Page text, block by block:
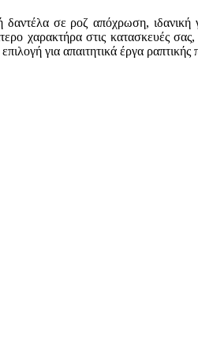
δαντέλα σε ροζ απόχρωση,
χαρακτήρα στις κατασκευές
για απαιτητικά έργα